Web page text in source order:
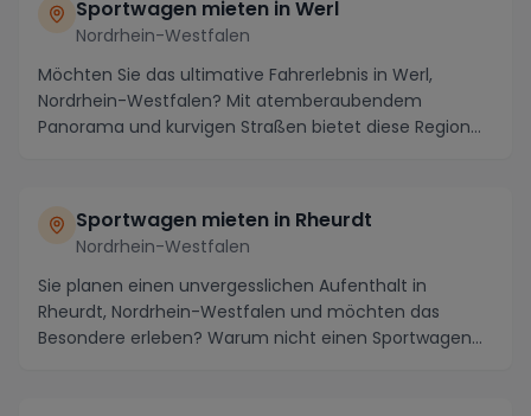
Sportwagen mieten in Werl
Nordrhein-Westfalen
Möchten Sie das ultimative Fahrerlebnis in Werl,
Nordrhein-Westfalen? Mit atemberaubendem
Panorama und kurvigen Straßen bietet diese Region
Sportwagen mieten in Rheurdt
Nordrhein-Westfalen
Sie planen einen unvergesslichen Aufenthalt in
Rheurdt, Nordrhein-Westfalen und möchten das
Besondere erleben? Warum nicht einen Sportwagen